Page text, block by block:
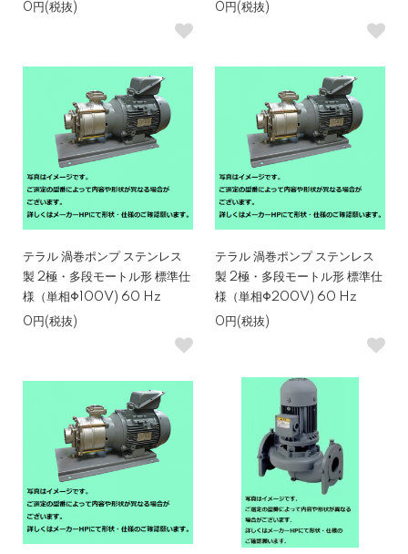
0円(税抜)
0円(税抜)
テラル 渦巻ポンプ ステンレス
製 2極・多段モートル形 標準仕
様（単相Φ100V) 60 Hz
0円(税抜)
テラル 渦巻ポンプ ステンレス
製 2極・多段モートル形 標準仕
様（単相Φ200V) 60 Hz
0円(税抜)